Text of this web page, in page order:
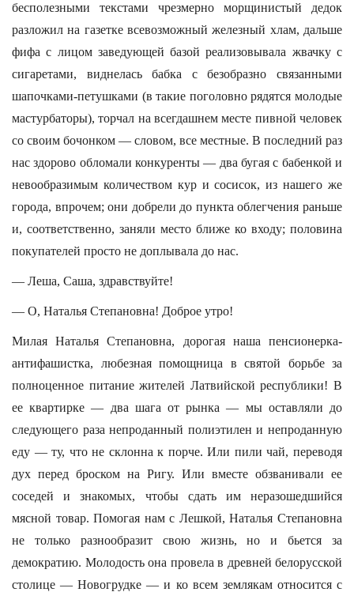
бесполезными текстами чрезмерно морщинистый дедок
разложил на газетке всевозможный железный хлам, дальше
фифа с лицом заведующей базой реализовывала жвачку с
сигаретами, виднелась бабка с безобразно связанными
шапочками-петушками (в такие поголовно рядятся молодые
мастурбаторы), торчал на всегдашнем месте пивной человек
со своим бочонком — словом, все местные. В последний раз
нас здорово обломали конкуренты — два бугая с бабенкой и
невообразимым количеством кур и сосисок, из нашего же
города, впрочем; они добрели до пункта облегчения раньше
и, соответственно, заняли место ближе ко входу; половина
покупателей просто не доплывала до нас.
— Леша, Саша, здравствуйте!
— О, Наталья Степановна! Доброе утро!
Милая Наталья Степановна, дорогая наша пенсионерка-
антифашистка, любезная помощница в святой борьбе за
полноценное питание жителей Латвийской республики! В
ее квартирке — два шага от рынка — мы оставляли до
следующего раза непроданный полиэтилен и непроданную
еду — ту, что не склонна к порче. Или пили чай, переводя
дух перед броском на Ригу. Или вместе обзванивали ее
соседей и знакомых, чтобы сдать им неразошедшийся
мясной товар. Помогая нам с Лешкой, Наталья Степановна
не только разнообразит свою жизнь, но и бьется за
демократию. Молодость она провела в древней белорусской
столице — Новогрудке — и ко всем землякам относится с